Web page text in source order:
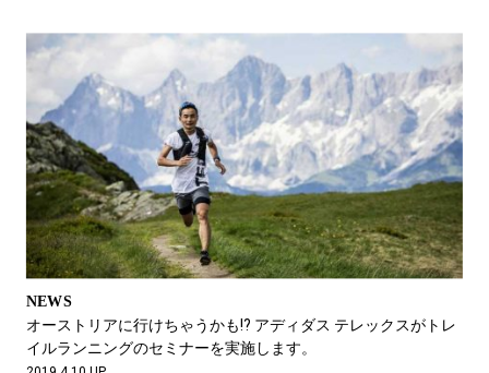
NEWS
オーストリアに行けちゃうかも!? アディダス テレックスがトレ
イルランニングのセミナーを実施します。